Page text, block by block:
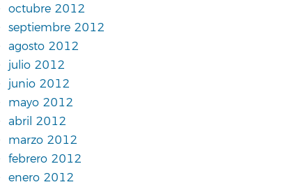
octubre 2012
septiembre 2012
agosto 2012
julio 2012
junio 2012
mayo 2012
abril 2012
marzo 2012
febrero 2012
enero 2012